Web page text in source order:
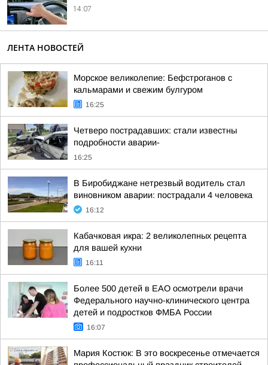
14:07
ЛЕНТА НОВОСТЕЙ
Морское великолепие: Бефстроганов с
кальмарами и свежим булгуром
16:25
Четверо пострадавших: стали известны
подробности аварии-
16:25
В Биробиджане нетрезвый водитель стал
виновником аварии: пострадали 4 человека
16:12
Кабачковая икра: 2 великолепных рецепта
для вашей кухни
16:11
Более 500 детей в ЕАО осмотрели врачи
Федерального научно-клинического центра
детей и подростков ФМБА России
16:07
Мария Костюк: В это воскресенье отмечается